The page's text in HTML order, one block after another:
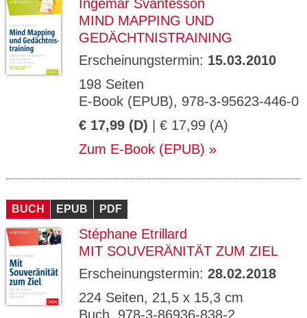
Ingemar Svantesson
MIND MAPPING UND
GEDÄCHTNISTRAINING
Erscheinungstermin: 15.03.2010
198 Seiten
E-Book (EPUB), 978-3-95623-446-0
€ 17,99 (D) | € 17,99 (A)
Zum E-Book (EPUB)
BUCH EPUB PDF
Stéphane Etrillard
MIT SOUVERÄNITÄT ZUM ZIEL
Erscheinungstermin: 28.02.2018
224 Seiten, 21,5 x 15,3 cm
Buch, 978-3-86936-838-2